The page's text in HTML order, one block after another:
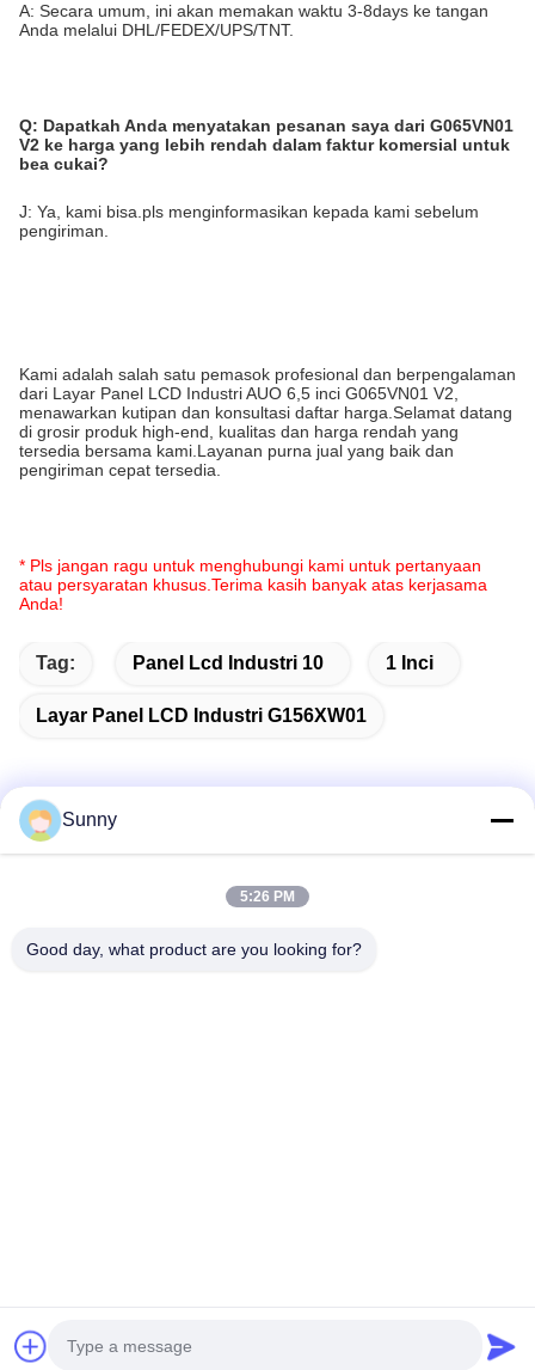
A: Secara umum, ini akan memakan waktu 3-8days ke tangan
Anda melalui DHL/FEDEX/UPS/TNT.
Q: Dapatkah Anda menyatakan pesanan saya dari G065VN01
V2 ke harga yang lebih rendah dalam faktur komersial untuk
bea cukai?
J: Ya, kami bisa.pls menginformasikan kepada kami sebelum
pengiriman.
Kami adalah salah satu pemasok profesional dan berpengalaman
dari Layar Panel LCD Industri AUO 6,5 inci G065VN01 V2,
menawarkan kutipan dan konsultasi daftar harga.Selamat datang
di grosir produk high-end, kualitas dan harga rendah yang
tersedia bersama kami.Layanan purna jual yang baik dan
pengiriman cepat tersedia.
* Pls jangan ragu untuk menghubungi kami untuk pertanyaan
atau persyaratan khusus.Terima kasih banyak atas kerjasama
Anda!
Tag: Panel Lcd Industri 10 1 Inci
Layar Panel LCD Industri G156XW01
Gedung A, Gedung VERSINO, Distrik Baru Longhua,
Shenzhen Yongsheng Innovation Technology Co., Ltd Semua
Sunny
5:26 PM
Good day, what product are you looking for?